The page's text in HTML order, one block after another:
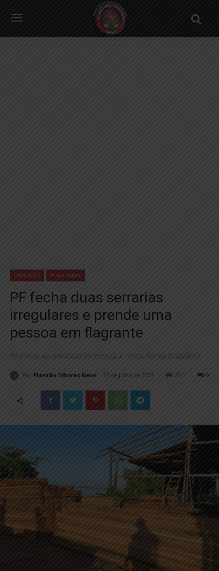
OPERAÇÃO Policia Federal
PF fecha duas serrarias
irregulares e prende uma
pessoa em flagrante
Madeira apreendida foi doada à Força Aérea Brasileira.
Por Plantão 24horas News 25 de julho de 2023 0
2244